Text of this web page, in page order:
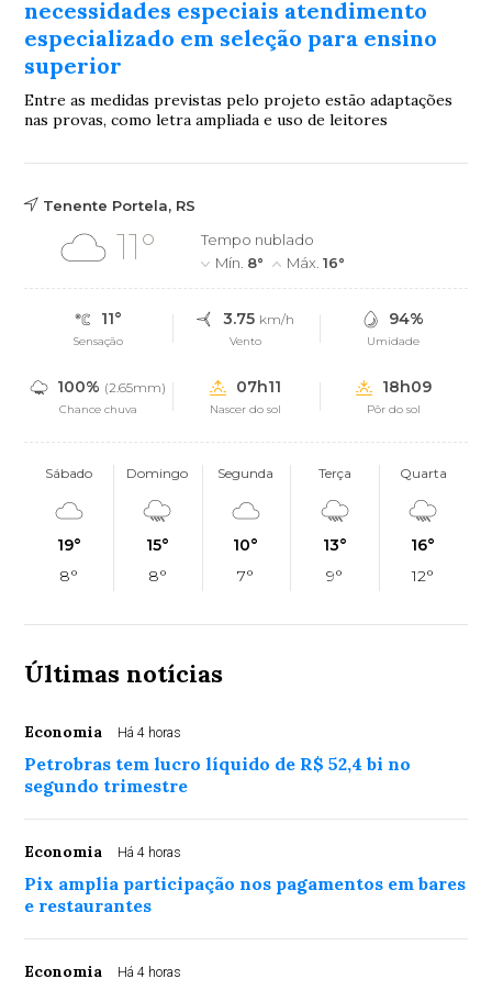
necessidades especiais atendimento
especializado em seleção para ensino
superior
Entre as medidas previstas pelo projeto estão adaptações
nas provas, como letra ampliada e uso de leitores
Tenente Portela, RS
11°
Tempo nublado
Mín. 8° Máx.16°
11°
Sensação
3.75 km/h
Vento
94%
Umidade
100% (2.65mm)
Chance chuva
07h11
Nascer do sol
18h09
Pôr do sol
Sábado
19°
8°
Domingo
15°
8°
Segunda
10°
7°
Terça
13°
9°
Quarta
16°
12°
Últimas notícias
Economia Há 4 horas
Petrobras tem lucro líquido de R$ 52,4 bi no
segundo trimestre
Economia Há 4 horas
Pix amplia participação nos pagamentos em bares
e restaurantes
Economia Há 4 horas